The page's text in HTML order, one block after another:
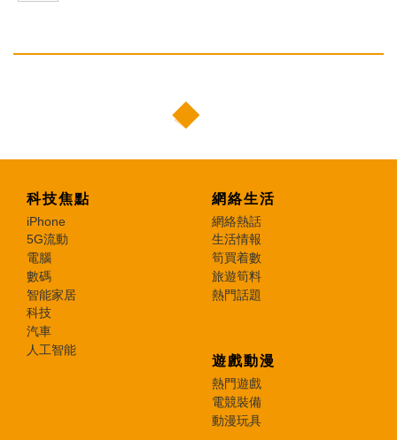
科技焦點
iPhone
5G流動
電腦
數碼
智能家居
科技
汽車
人工智能
網絡生活
網絡熱話
生活情報
筍買着數
旅遊筍料
熱門話題
遊戲動漫
熱門遊戲
電競裝備
動漫玩具